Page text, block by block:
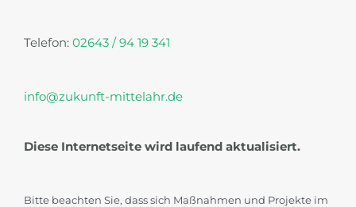
Telefon: 02643 / 94 19 341
info@zukunft-mittelahr.de
Diese Internetseite wird laufend aktualisiert.
Bitte beachten Sie, dass sich Maßnahmen und Projekte im